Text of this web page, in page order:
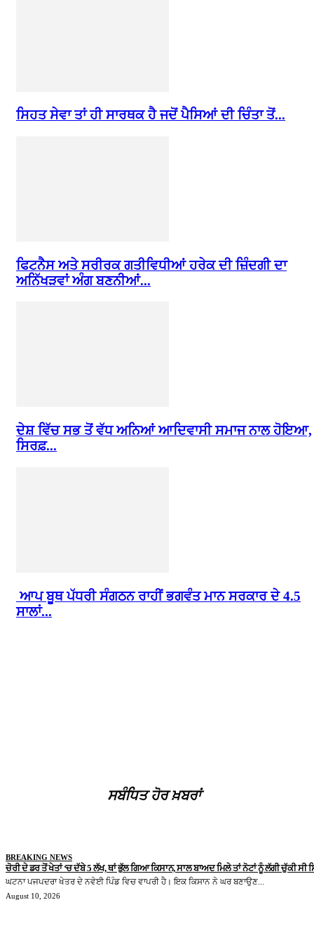
ਸਿਹਤ ਸੇਵਾ ਤਾਂ ਹੀ ਸਾਰਥਕ ਹੈ ਜਦੋਂ ਪੈਸਿਆਂ ਦੀ ਚਿੰਤਾ ਤੋਂ...
ਫਿਟਨੈਸ ਅਤੇ ਸਰੀਰਕ ਗਤੀਵਿਧੀਆਂ ਹਰੇਕ ਦੀ ਜ਼ਿੰਦਗੀ ਦਾ
ਅਨਿੱਖੜਵਾਂ ਅੰਗ ਬਣਨੀਆਂ...
ਦੇਸ਼ ਵਿੱਚ ਸਭ ਤੋਂ ਵੱਧ ਅਨਿਆਂ ਆਦਿਵਾਸੀ ਸਮਾਜ ਨਾਲ ਹੋਇਆ,
ਸਿਰਫ਼...
ਆਪ ਬੂਥ ਪੱਧਰੀ ਸੰਗਠਨ ਰਾਹੀਂ ਭਗਵੰਤ ਮਾਨ ਸਰਕਾਰ ਦੇ 4.5
ਸਾਲਾਂ...
ਸਬੰਧਿਤ ਹੋਰ ਖ਼ਬਰਾਂ
BREAKING NEWS
ਚੋਰੀ ਦੇ ਡਰ ਤੋਂ ਖੇਤਾਂ ‘ਚ ਦੱਬੇ 5 ਲੱਖ, ਥਾਂ ਭੁੱਲ ਗਿਆ ਕਿਸਾਨ, ਸਾਲ ਬਾਅਦ ਮਿਲੇ ਤਾਂ ਨੋਟਾਂ ਨੂੰ ਲੱਗੀ ਚੁੱਕੀ ਸੀ
ਘਟਨਾ ਪਜਪਦਰਾ ਖੇਤਰ ਦੇ ਨਵੇਈ ਪਿੰਡ ਵਿਚ ਵਾਪਰੀ ਹੈ। ਇਕ ਕਿਸਾਨ ਨੇ ਘਰ ਬਣਾਉਣ...
August 10, 2026